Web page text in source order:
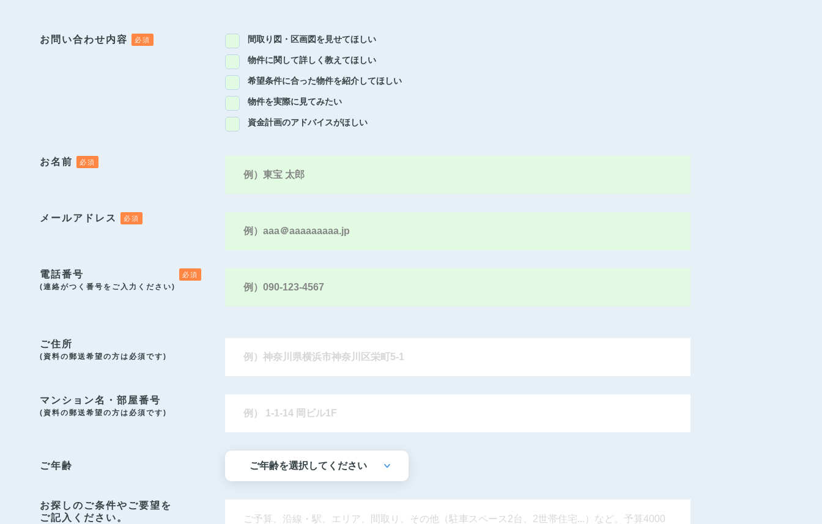
お問い合わせ内容 間取り図・区画図を見せてほしい
物件に関して詳しく教えてほしい
希望条件に合った物件を紹介してほしい
物件を実際に見てみたい
資金計画のアドバイスがほしい
お名前
メールアドレス
電話番号
(連絡がつく番号をご入力ください)
ご住所
(資料の郵送希望の方は必須です)
マンション名・部屋番号
(資料の郵送希望の方は必須です)
ご年齢
お探しのご条件やご要望を
ご記入ください。